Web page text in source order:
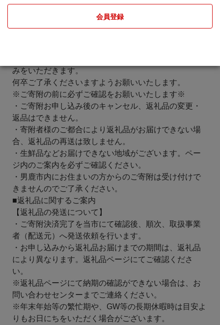
なお、返礼品は発送元事業者のお休みにより発送時期
みをいただきます。
何卒ご了承くださいますようお願いいたします。
※ご寄附の前に必ずご確認をお願いいたします※
・ご寄附お申し込み後のキャンセル、返礼品の変更・
返品はできません。
・寄附者様のご都合により返礼品がお届けできない場
合、返礼品の再送は致しません。
・生鮮品などお届けできない地域がございます。ペー
ジ内のご案内を必ずご確認ください。
・男鹿市内にお住まいの方からのご寄附は受け付けで
きませんのでご了承ください。
■返礼品に関するご案内
【返礼品の発送について】
・ご寄附決済完了を当市にて確認後、順次、取扱事業
者（配送元）へ発送依頼を行います。
・お申し込みから返礼品お届けまでの期間は、返礼品
により異なります。返礼品ページにてご確認くださ
い。
※返礼品ページにて納期の確認ができない場合は、お
問い合わせセンターまでご連絡ください。
※年末年始等の繁忙期や、GW等の長期休暇時は目安よ
りもお日にちをいただく場合がございます。
会員登録